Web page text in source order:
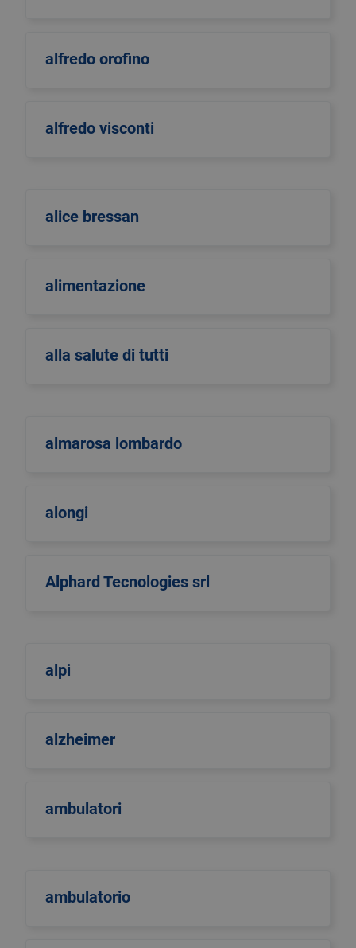
alfredo orofino
alfredo visconti
alice bressan
alimentazione
alla salute di tutti
almarosa lombardo
alongi
Alphard Tecnologies srl
alpi
alzheimer
ambulatori
ambulatorio